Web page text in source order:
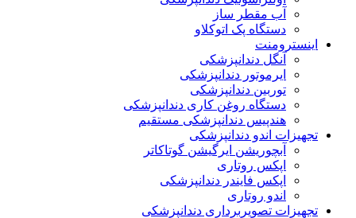
آب مقطر ساز
دستگاه پک اتوکلاو
اینسترومنت
آنگل دندانپزشکی
ایرموتور دندانپزشکی
توربین دندانپزشکی
دستگاه روغن کاری دندانپزشکی
هندپیس دندانپزشکی مستقیم
تجهیزات اندو دندانپزشکی
آبچوریشن ایرگیشن گوتاکاتر
اپکس روتاری
اپکس فایندر دندانپزشکی
اندو روتاری
تجهیزات تصویربرداری دندانپزشکی